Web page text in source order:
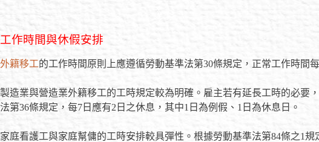
工作時間與休假安排
外籍移工的工作時間原則上應遵循勞動基準法第30條規定，正常工作時間
製造業與營造業外籍移工的工時規定較為明確。雇主若有延長工時的必要
法第36條規定，每7日應有2日之休息，其中1日為例假、1日為休息日。
家庭看護工與家庭幫傭的工時安排較具彈性。根據勞動基準法第84條之1